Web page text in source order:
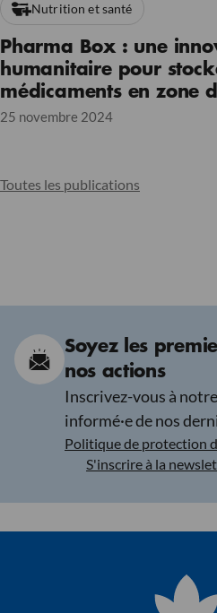
Toutes les publications
Nutrition et santé
Pharma Box : une
humanitaire pour
médicaments en zone
25 novembre 2024
Soyez les
nos actions
Inscrivez-vous à
informé·e de nos
Politique de protection
S'inscrire à la